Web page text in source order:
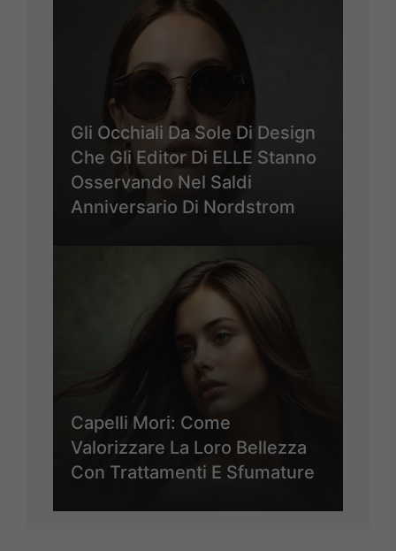
Gli Occhiali Da Sole Di Design
Che Gli Editor Di ELLE Stanno
Osservando Nel Saldi
Anniversario Di Nordstrom
Capelli Mori: Come
Valorizzare La Loro Bellezza
Con Trattamenti E Sfumature